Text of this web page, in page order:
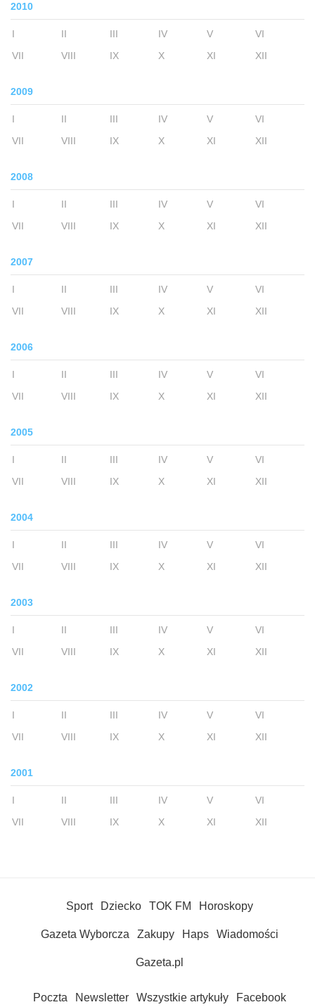
2010
I II III IV V
VI
VII
VIII IX X XI XII
2009
I II III IV V
VI
VII
VIII IX X XI XII
2008
I II III IV V
VI
VII
VIII IX X XI XII
2007
I II III IV V
VI
VII
VIII IX X XI XII
2006
I II III IV V
VI
VII
VIII IX X XI XII
2005
I II III IV V
VI
VII
VIII IX X XI XII
2004
I II III IV V
VI
VII
VIII IX X XI XII
2003
I II III IV V
VI
VII
VIII IX X XI XII
2002
I II III IV V
VI
VII
VIII IX X XI XII
2001
I II III IV V
VI
VII
VIII IX X XI XII
Sport Dziecko TOK FM Horoskopy
Gazeta Wyborcza Zakupy Haps Wiadomości
Gazeta.pl
Poczta Newsletter Wszystkie artykuły Facebook